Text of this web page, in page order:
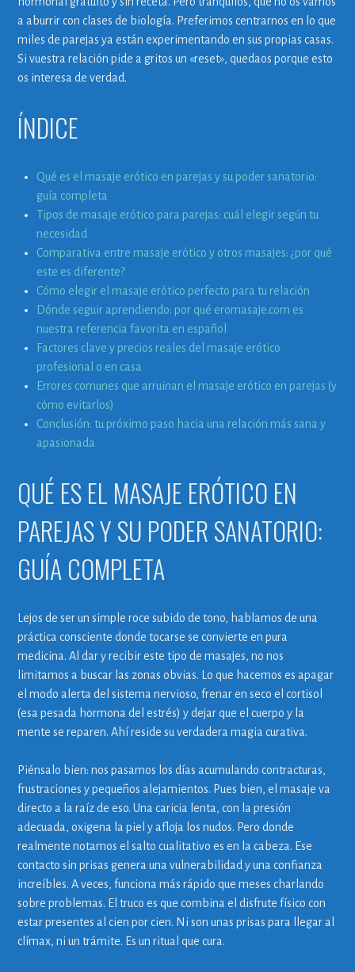
a aburrir con clases de biología. Preferimos centrarnos en lo que
miles de parejas ya están experimentando en sus propias casas.
Si vuestra relación pide a gritos un «reset», quedaos porque esto
os interesa de verdad.
ÍNDICE
Qué es el masaje erótico en parejas y su poder sanatorio:
guía completa
Tipos de masaje erótico para parejas: cuál elegir según tu
necesidad
Comparativa entre masaje erótico y otros masajes: ¿por qué
este es diferente?
Cómo elegir el masaje erótico perfecto para tu relación
Dónde seguir aprendiendo: por qué eromasaje.com es
nuestra referencia favorita en español
Factores clave y precios reales del masaje erótico
profesional o en casa
Errores comunes que arruinan el masaje erótico en parejas (y
cómo evitarlos)
Conclusión: tu próximo paso hacia una relación más sana y
apasionada
QUÉ ES EL MASAJE ERÓTICO EN
PAREJAS Y SU PODER SANATORIO:
GUÍA COMPLETA
Lejos de ser un simple roce subido de tono, hablamos de una
práctica consciente donde tocarse se convierte en pura
medicina. Al dar y recibir este tipo de masajes, no nos
limitamos a buscar las zonas obvias. Lo que hacemos es apagar
el modo alerta del sistema nervioso, frenar en seco el cortisol
(esa pesada hormona del estrés) y dejar que el cuerpo y la
mente se reparen. Ahí reside su verdadera magia curativa.
Piénsalo bien: nos pasamos los días acumulando contracturas,
frustraciones y pequeños alejamientos. Pues bien, el masaje va
directo a la raíz de eso. Una caricia lenta, con la presión
adecuada, oxigena la piel y afloja los nudos. Pero donde
realmente notamos el salto cualitativo es en la cabeza. Ese
contacto sin prisas genera una vulnerabilidad y una confianza
increíbles. A veces, funciona más rápido que meses charlando
sobre problemas. El truco es que combina el disfrute físico con
estar presentes al cien por cien. Ni son unas prisas para llegar al
clímax, ni un trámite. Es un ritual que cura.